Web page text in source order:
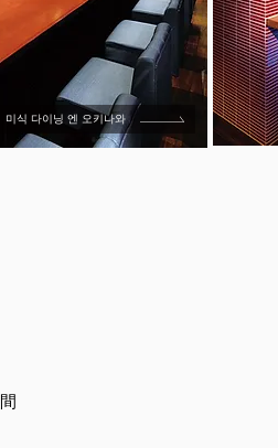
미식 다이닝 엔 오키나와